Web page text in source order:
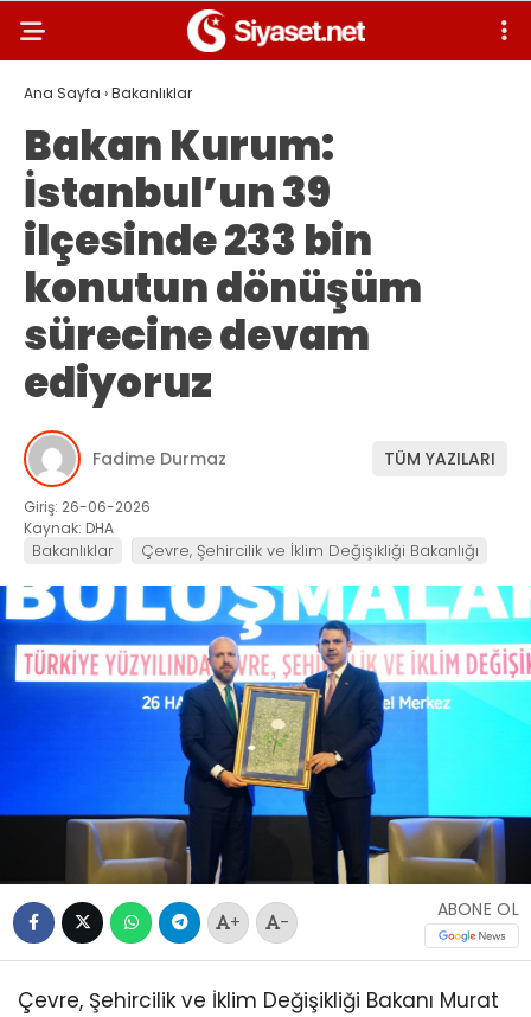
Ana Sayfa ›Bakanlıklar
Bakan Kurum:
İstanbul’un 39
ilçesinde 233 bin
konutun dönüşüm
sürecine devam
ediyoruz
Fadime Durmaz TÜM YAZILARI
Giriş: 26-06-2026
Kaynak: DHA
Bakanlıklar Çevre, Şehircilik ve İklim Değişikliği Bakanlığı
+ -
ABONE OL
Çevre, Şehircilik ve İklim Değişikliği Bakanı Murat